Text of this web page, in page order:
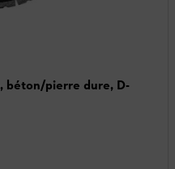
béton/pierre dure, D-